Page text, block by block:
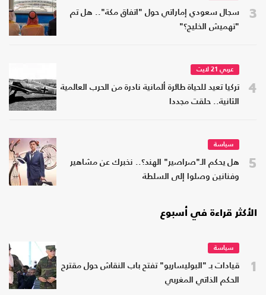
3
سجال سعودي إماراتي حول "اتفاق مكة".. هل تم
"تهميش الخليج؟"
4
عربي 21 لايت
تركيا تعيد للحياة طائرة ألمانية نادرة من الحرب العالمية
الثانية.. حلقت مجددا
5
سياسة
هل يحكم الـ"صراصير" الهند؟.. نخبرك عن مشاهير
وفنانين وصلوا إلى السلطة
الأكثر قراءة في أسبوع
1
سياسة
قيادات بـ "البوليساريو" تفتح باب النقاش حول مقترح
الحكم الذاتي المغربي